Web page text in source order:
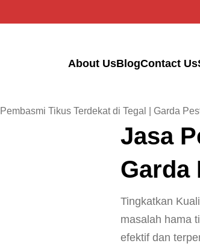
About UsBlogContact Us
Tikus Terdekat di Tegal | Garda
Jasa
Garda
Tingkatkan
masalah hama
efektif dan